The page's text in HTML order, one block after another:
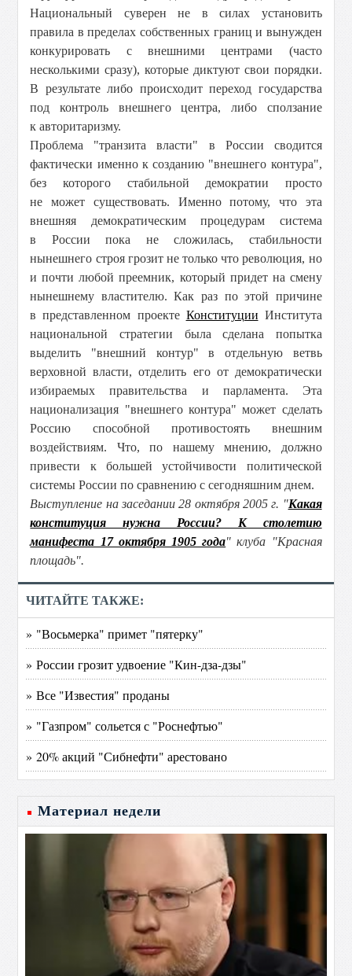
Национальный суверен не в силах установить
правила в пределах собственных границ и вынужден
конкурировать с внешними центрами (часто
несколькими сразу), которые диктуют свои порядки.
В результате либо происходит переход государства
под контроль внешнего центра, либо сползание
к авторитаризму.
Проблема "транзита власти" в России сводится
фактически именно к созданию "внешнего контура",
без которого стабильной демократии просто
не может существовать. Именно потому, что эта
внешняя демократическим процедурам система
в России пока не сложилась, стабильности
нынешнего строя грозит не только что революция, но
и почти любой преемник, который придет на смену
нынешнему властителю. Как раз по этой причине
в представленном проекте Конституции Института
национальной стратегии была сделана попытка
выделить "внешний контур" в отдельную ветвь
верховной власти, отделить его от демократически
избираемых правительства и парламента. Эта
национализация "внешнего контура" может сделать
Россию способной противостоять внешним
воздействиям. Что, по нашему мнению, должно
привести к большей устойчивости политической
системы России по сравнению с сегодняшним днем.
Выступление на заседании 28 октября 2005 г. "Какая
конституция нужна России? К столетию
манифеста 17 октября 1905 года" клуба "Красная
площадь".
ЧИТАЙТЕ ТАКЖЕ:
» "Восьмерка" примет "пятерку"
» России грозит удвоение "Кин-дза-дзы"
» Все "Известия" проданы
» "Газпром" сольется с "Роснефтью"
» 20% акций "Сибнефти" арестовано
Материал недели